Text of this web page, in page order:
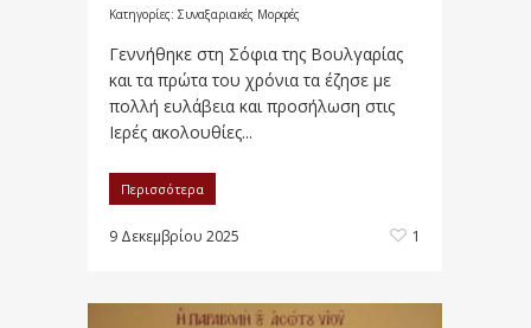
Κατηγορίες: Συναξαριακές Μορφές
Γεννήθηκε στη Σόφια της Βουλγαρίας
και τα πρώτα του χρόνια τα έζησε με
πολλή ευλάβεια και προσήλωση στις
Ιερές ακολουθίες...
Περισσότερα
9 Δεκεμβρίου 2025 1